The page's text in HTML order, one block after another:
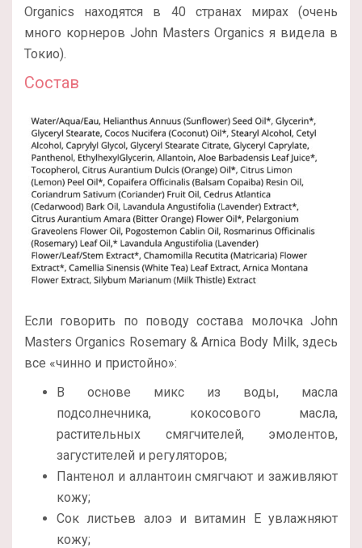
Organics находятся в 40 странах мирах (очень
много корнеров John Masters Organics я видела в
Токио).
Состав
Если говорить по поводу состава молочка John
Masters Organics Rosemary & Arnica Body Milk, здесь
все «чинно и пристойно»:
В основе микс из воды, масла
подсолнечника, кокосового масла,
растительных смягчителей, эмолентов,
загустителей и регуляторов;
Пантенол и аллантоин смягчают и заживляют
кожу;
Сок листьев алоэ и витамин Е увлажняют
кожу;